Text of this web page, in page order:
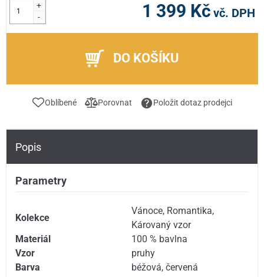
+
-
1 399 Kč vč. DPH
DO KOŠÍKU
Oblíbené Porovnat Položit dotaz prodejci
Popis
Parametry
Kolekce
Vánoce, Romantika,
Károvaný vzor
Materiál
100 % bavlna
Vzor
pruhy
Barva
béžová,červená